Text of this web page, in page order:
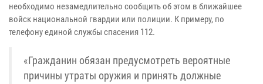
необходимо незамедлительно сообщить об этом в ближайшее
войск национальной гвардии или полиции. К примеру, по
телефону единой службы спасения 112.
«Гражданин обязан предусмотреть вероятные
причины утраты оружия и принять должные